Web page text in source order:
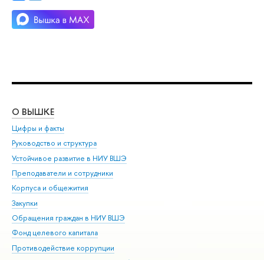
О ВЫШКЕ
Цифры и факты
Руководство и структура
Устойчивое развитие в НИУ ВШЭ
Преподаватели и сотрудники
Корпуса и общежития
Закупки
Обращения граждан в НИУ ВШЭ
Фонд целевого капитала
Противодействие коррупции